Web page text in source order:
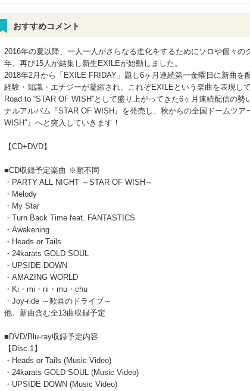
おすすめコメント
2016年の夏以降、一人一人がさらなる進化をするためにソロや個々
年、再び15人が結集し新生EXILEが始動しました。
2018年2月から「EXILE FRIDAY」題し6ヶ月連続第一金曜日に新曲を
経験・知識・エナジーが凝縮され、これぞEXILEという楽曲を表現して
Road to “STAR OF WISH”として盛り上がってきた6ヶ月連続配信の
ナルアルバム『STAR OF WISH』を発売し、秋からの全国ドームツ
WISH″』へと突入していきます！
【CD+DVD】
■CD収録予定楽曲 ※順不同
・PARTY ALL NIGHT ～STAR OF WISH～
・Melody
・My Star
・Turn Back Time feat. FANTASTICS
・Awakening
・Heads or Tails
・24karats GOLD SOUL
・UPSIDE DOWN
・AMAZING WORLD
・Ki・mi・ni・mu・chu
・Joy-ride ～歓喜のドライブ～
他、新曲含む全13曲収録予定
■DVD/Blu-ray収録予定内容
【Disc.1】
・Heads or Tails (Music Video)
・24karats GOLD SOUL (Music Video)
・UPSIDE DOWN (Music Video)